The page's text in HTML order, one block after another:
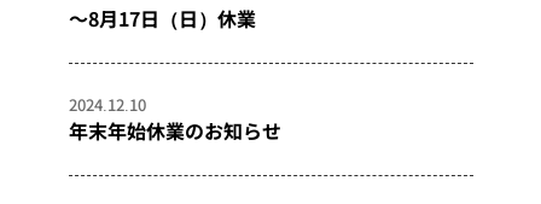
～8月17日（日）休業
2024.12.10
年末年始休業のお知らせ